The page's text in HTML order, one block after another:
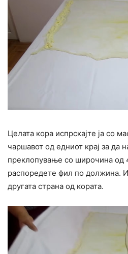
Целата кора испрскајте ја со
чаршавот од едниот крај за да
преклопување со широчина од
распоредете фил по должина.
другата страна од кората.